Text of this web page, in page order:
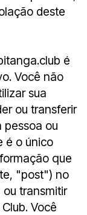
deste
é
Você não
sua
ou transferir
pessoa ou
é o único
que
"post") no
transmitir
Você